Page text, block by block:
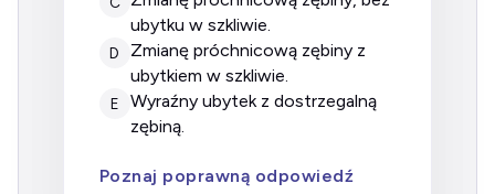
ubytku w szkliwie.
D
zmianę próchnicową zębiny z
ubytkiem w szkliwie.
E
wyraźny ubytek z dostrzegalną
zębiną.
Poznaj poprawną odpowiedź